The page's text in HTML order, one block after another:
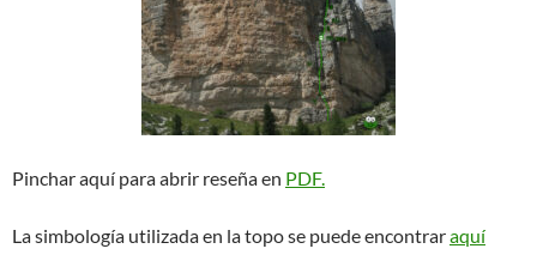
Pinchar aquí para abrir reseña en PDF.
La simbología utilizada en la topo se puede encontraraquí